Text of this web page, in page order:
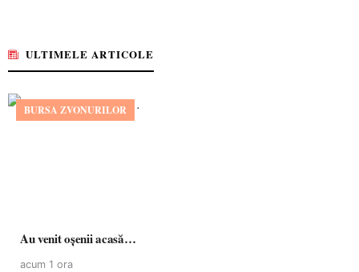
ULTIMELE ARTICOLE
BURSA ZVONURILOR
Au venit oșenii acasă…
acum 1 ora